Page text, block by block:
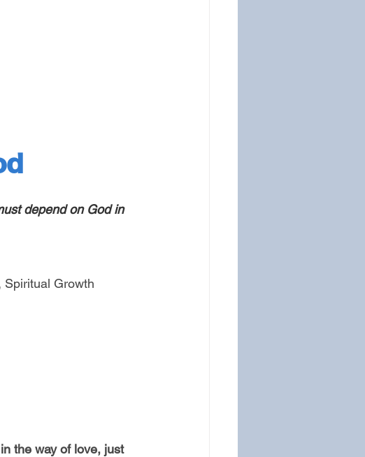
depend on God in
Spiritual Growth
the way of love, just